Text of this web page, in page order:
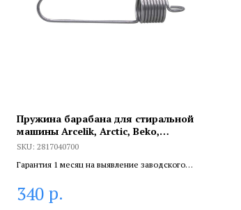
Пружина барабана для стиральной
машины Arcelik, Arctic, Beko,
2817040700
SKU: 2817040700
Гарантия 1 месяц на выявление заводского
сертифицированный специалист.
340 р.